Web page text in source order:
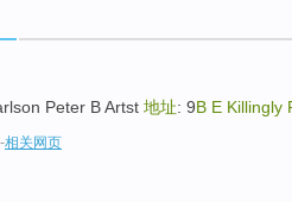
Peter B Artst 地址: 9B E Killingly
-相关网页